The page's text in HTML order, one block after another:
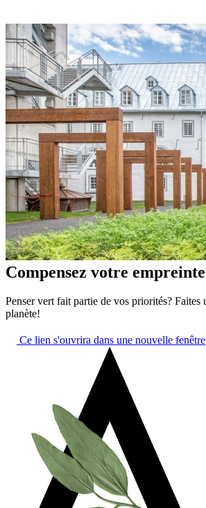
Compensez votre
Penser vert fait partie de vos priorités? Faites
planète!
Ce lien s'ouvrira dans une nouvelle fenêtre